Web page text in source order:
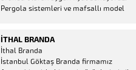
Pergola sistemleri ve mafsallı model
mevcuttur. Kumanda ve diğer aparatlar
firmamızda mevcuttur.
İTHAL BRANDA
İthal Branda
İstanbul Göktaş Branda firmamız